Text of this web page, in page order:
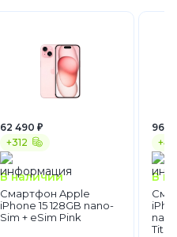
+312
62 490 ₽
В наличии
Смартфон Apple
iPhone 15 128GB nano-
Sim + eSim Pink
96
В